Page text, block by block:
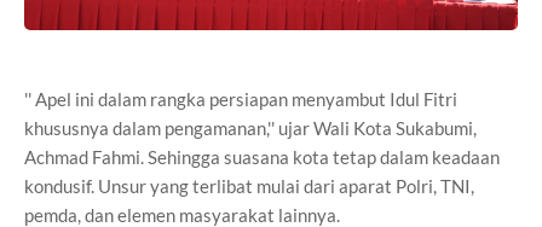
'' Apel ini dalam rangka persiapan menyambut Idul Fitri
khususnya dalam pengamanan,'' ujar Wali Kota Sukabumi,
Achmad Fahmi. Sehingga suasana kota tetap dalam keadaan
kondusif. Unsur yang terlibat mulai dari aparat Polri, TNI,
pemda, dan elemen masyarakat lainnya.